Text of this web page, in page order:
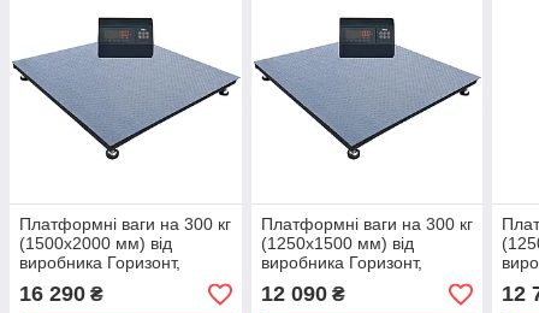
Платформні ваги на 300 кг
(1500х2000 мм) від
виробника Горизонт,
електронні, серія
«СТАНДАРТ»
16 290 ₴
Платформні ваги на 300 кг
(1250х1500 мм) від
виробника Горизонт,
електронні, серія
«СТАНДАРТ»
12 090₴ 12